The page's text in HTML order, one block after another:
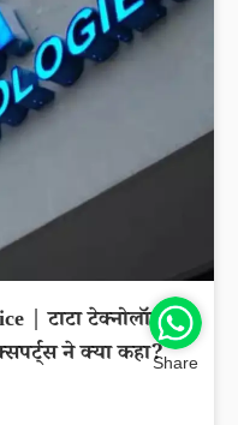
| टाटा टेक्नोलॉजीज
ने क्या कहा?Share